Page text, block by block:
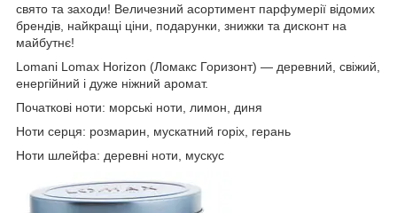
свято та заходи! Величезний асортимент парфумерії відомих
брендів, найкращі ціни, подарунки, знижки та дисконт на
майбутнє!
Lomani Lomax Horizon (Ломакс Горизонт) — деревний, свіжий,
енергійний і дуже ніжний аромат.
Початкові ноти: морські ноти, лимон, диня
Ноти серця: розмарин, мускатний горіх, герань
Ноти шлейфа: деревні ноти, мускус